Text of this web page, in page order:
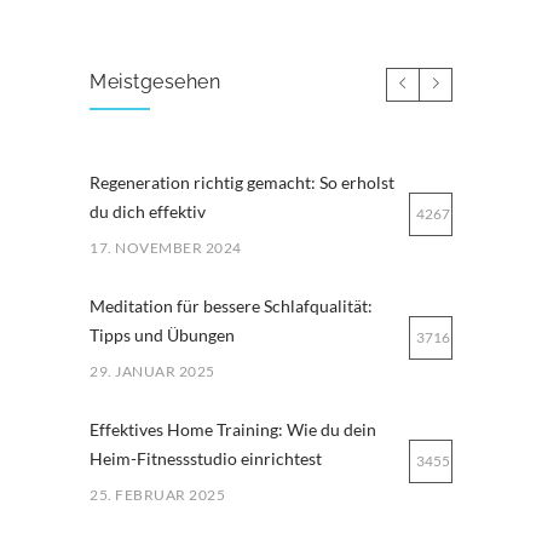
Meistgesehen
Regeneration richtig gemacht: So erholst
du dich effektiv
17. NOVEMBER 2024
4267
Meditation für bessere Schlafqualität:
Tipps und Übungen
29. JANUAR 2025
3716
Effektives Home Training: Wie du dein
Heim-Fitnessstudio einrichtest
25. FEBRUAR 2025
3455